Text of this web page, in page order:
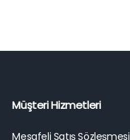
Müşteri Hizmetleri
Mesafeli Satış Sözleşmesi